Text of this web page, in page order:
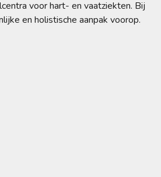
voor hart- en vaatziekten. Bij
en holistische aanpak voorop.